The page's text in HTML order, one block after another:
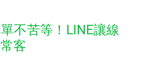
不苦等！LINE讓線
客